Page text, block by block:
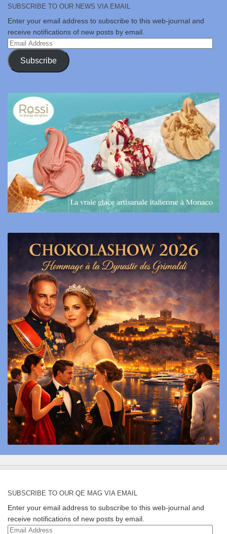
SUBSCRIBE TO OUR NEWS VIA EMAIL
Enter your email address to subscribe to this web-journal and
receive notifications of new posts by email.
Email
Address
Subscribe
SUBSCRIBE TO OUR QE MAG VIA EMAIL
Enter your email address to subscribe to this web-journal and
receive notifications of new posts by email.
Email